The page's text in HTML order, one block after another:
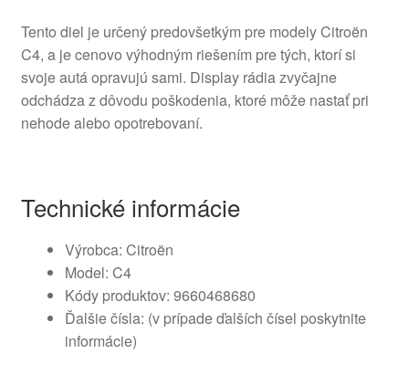
Tento diel je určený predovšetkým pre modely Citroën
C4, a je cenovo výhodným riešením pre tých, ktorí si
svoje autá opravujú sami. Display rádia zvyčajne
odchádza z dôvodu poškodenia, ktoré môže nastať pri
nehode alebo opotrebovaní.
Technické informácie
Výrobca: Citroën
Model: C4
Kódy produktov: 9660468680
Ďalšie čísla: (v prípade ďalších čísel poskytnite
informácie)